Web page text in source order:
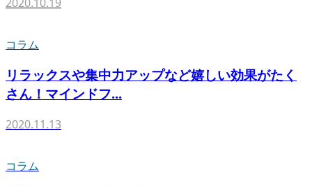
コラム
リラックスや集中力アップなど嬉しい効果がたく
さん！マインドフ...
2020.11.13
コラム